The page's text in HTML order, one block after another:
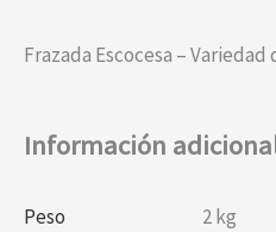
Frazada Escocesa – Variedad
Información
Peso
2 kg